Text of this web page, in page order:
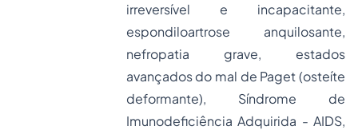
irreversível e incapacitante,
espondiloartrose anquilosante,
nefropatia grave, estados
avançados do mal de Paget (osteíte
deformante), Síndrome de
Imunodeficiência Adquirida - AIDS,